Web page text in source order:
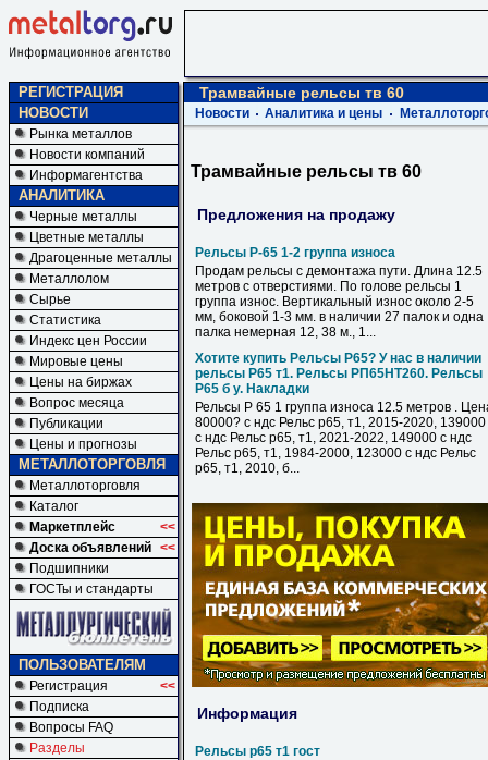
РЕГИСТРАЦИЯ
НОВОСТИ
Рынка металлов
Новости компаний
Информагентства
АНАЛИТИКА
Черные металлы
Цветные металлы
Драгоценные металлы
Металлолом
Сырье
Статистика
Индекс цен России
Мировые цены
Цены на биржах
Вопрос месяца
Публикации
Цены и прогнозы
МЕТАЛЛОТОРГОВЛЯ
Металлоторговля
Каталог
Маркетплейс
<<
Доска объявлений <<
Подшипники
ГОСТы и стандарты
ПОЛЬЗОВАТЕЛЯМ
Регистрация
<<
Подписка
Вопросы FAQ
Разделы
Трамвайные рельсы тв 60
Новости Аналитика и цены
Трамвайные рельсы тв 60
Предложения на продажу
Рельсы Р-65 1-2 группа износа
Продам рельсы с демонтажа пути. Длина 12.5
метров с отверстиями. По голове рельсы 1
группа износ. Вертикальный износ около 2-5
мм, боковой 1-3 мм. в наличии 27 палок и одна
палка немерная 12, 38 м., 1...
Хотите купить Рельсы Р65? У нас в наличии
рельсы Р65 т1. Рельсы РП65НТ260. Рельсы
Р65 б у. Накладки
Рельсы Р 65 1 группа износа 12.5 метров .
80000? с ндс Рельс р65, т1, 2015-2020, 139000
с ндс Рельс р65, т1, 2021-2022, 149000 с ндс
Рельс р65, т1, 1984-2000, 123000 с ндс Рельс
р65, т1, 2010, б...
Информация
Рельсы р65 т1 гост